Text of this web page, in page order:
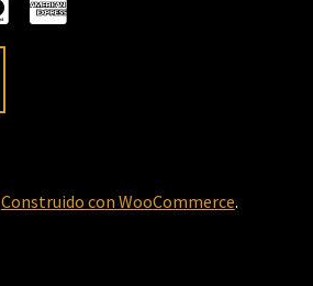
Construido con WooCommerce.